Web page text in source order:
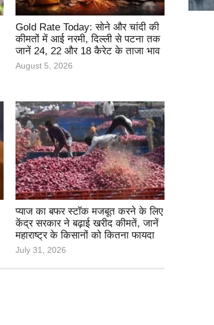
Gold Rate Today: सोने और चांदी की
कीमतों में आई नरमी, दिल्ली से पटना तक
जानें 24, 22 और 18 कैरेट के ताजा भाव
August 5, 2026
प्याज का बफर स्टॉक मजबूत करने के लिए
केंद्र सरकार ने बढ़ाई खरीद कीमतें, जानें
महाराष्ट्र के किसानों को कितना फायदा
July 31, 2026